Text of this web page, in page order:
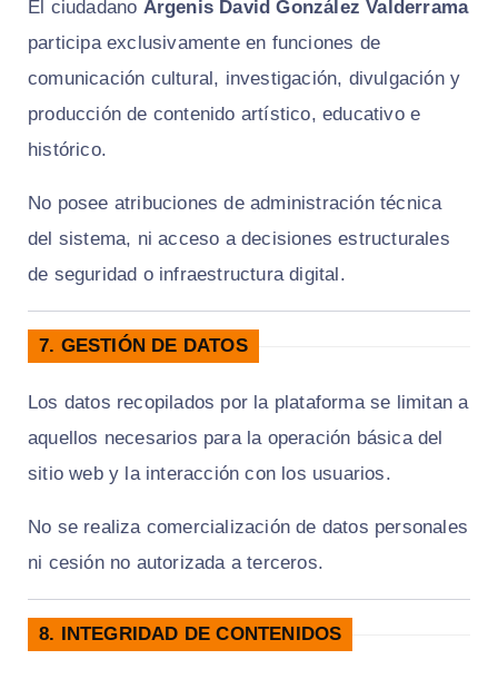
El ciudadano Argenis David González Valderrama
participa exclusivamente en funciones de
comunicación cultural, investigación, divulgación y
producción de contenido artístico, educativo e
histórico.
No posee atribuciones de administración técnica
del sistema, ni acceso a decisiones estructurales
de seguridad o infraestructura digital.
7. GESTIÓN DE DATOS
Los datos recopilados por la plataforma se limitan a
aquellos necesarios para la operación básica del
sitio web y la interacción con los usuarios.
No se realiza comercialización de datos personales
ni cesión no autorizada a terceros.
8. INTEGRIDAD DE CONTENIDOS